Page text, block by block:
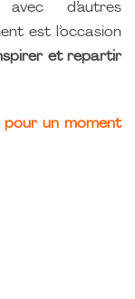
d’autres
est l’occasion
et repartir
pour un moment